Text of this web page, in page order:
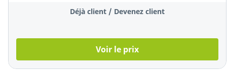
Déjà client / Devenez client
Voir le prix